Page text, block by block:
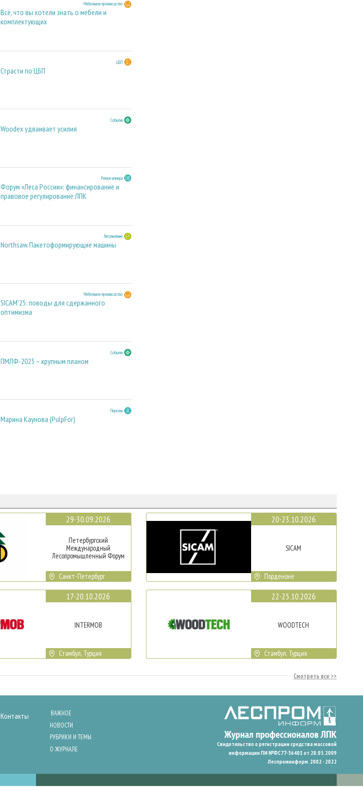
Мебельное производство
Всё, что вы хотели знать о мебели и
комплектующих
ЦБП
Страсти по ЦБП
События
Woodex удваивает усилия
Регион номера
Форум «Леса России»: финансирование и
правовое регулирование ЛПК
Лесопиление
Northsaw. Пакетоформирующие машины
Мебельное производство
SICAM'25: поводы для сдержанного
оптимизма
События
ПМЛФ-2025 – крупным планом
Персона
Марина Каунова (PulpFor)
29-30.09.2026
Петербургский
Международный
Лесопромышленный Форум
Санкт-Петербург
17-20.10.2026
INTERMOB
Стамбул, Турция
20-23.10.2026
SICAM
Порденоне
22-25.10.2026
WOODTECH
Стамбул, Турция
Смотреть все
Контакты
ВАЖНОЕ
НОВОСТИ
РУБРИКИ И ТЕМЫ
О ЖУРНАЛЕ
Свидетельство о регистрации средства массовой
информации ПИ №ФС77-36401 от 28.05.2009
Леспроминформ. 2002 - 2022